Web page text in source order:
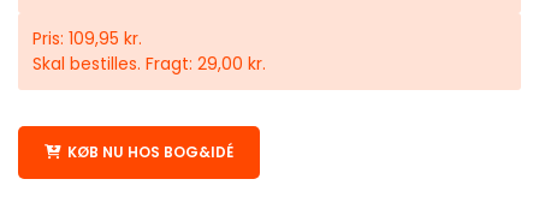
Pris: 109,95 kr.
Skal bestilles. Fragt: 29,00 kr.
KØB NU HOS BOG&IDÉ